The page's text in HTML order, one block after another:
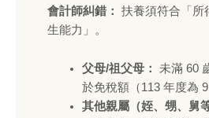
會計師糾錯：
扶養須符合「所
生能力」。
父母/祖父母：
未滿 60
於免稅額（113 年度為
其他親屬（姪、甥、舅